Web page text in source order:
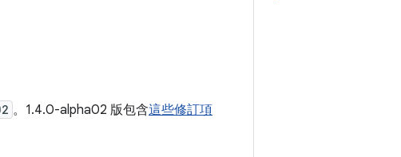
。1.4.0-alpha02 版包含這些修訂項